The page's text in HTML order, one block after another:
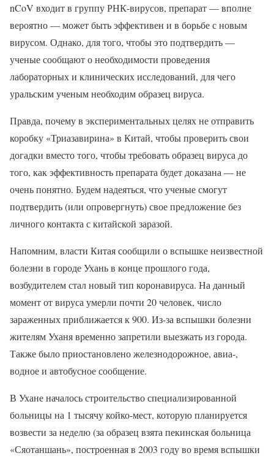
nCoV входит в группу РНК-вирусов, препарат — вполне
вероятно — может быть эффективен и в борьбе с новым
вирусом. Однако, для того, чтобы это подтвердить —
ученые сообщают о необходимости проведения
лабораторных и клинических исследований, для чего
уральским ученым необходим образец вируса.
Правда, почему в экспериментальных целях не отправить
коробку «Триазавирина» в Китай, чтобы проверить свои
догадки вместо того, чтобы требовать образец вируса до
того, как эффективность препарата будет доказана — не
очень понятно. Будем надеяться, что ученые смогут
подтвердить (или опровергнуть) свое предложение без
личного контакта с китайской заразой.
Напомним, власти Китая сообщили о вспышке неизвестной
болезни в городе Ухань в конце прошлого года,
возбудителем стал новый тип коронавируса. На данный
момент от вируса умерли почти 20 человек, число
зараженных приближается к 900. Из-за вспышки болезни
жителям Уханя временно запретили выезжать из города.
Также было приостановлено железнодорожное, авиа-,
водное и автобусное сообщение.
В Ухане началось строительство специализированной
больницы на 1 тысячу койко-мест, которую планируется
возвести за неделю (за образец взята пекинская больница
«Сяотаншань», построенная в 2003 году во время вспышки